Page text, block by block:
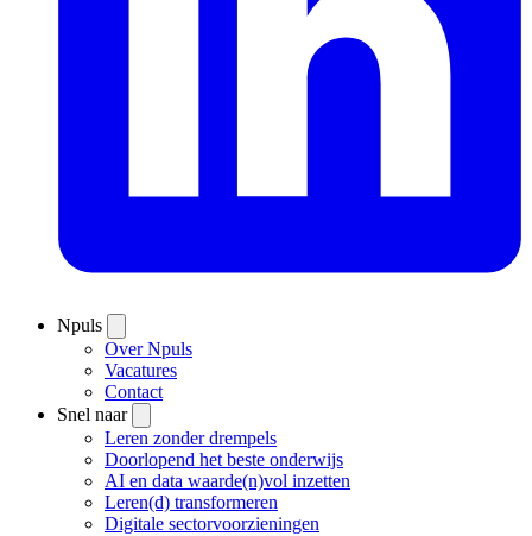
Npuls
Over Npuls
Vacatures
Contact
Snel naar
Leren zonder drempels
Doorlopend het beste onderwijs
AI en data waarde(n)vol inzetten
Leren(d) transformeren
Digitale sectorvoorzieningen